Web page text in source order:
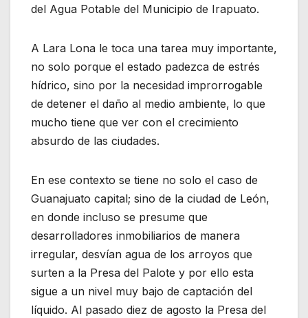
del Agua Potable del Municipio de Irapuato.
A Lara Lona le toca una tarea muy importante,
no solo porque el estado padezca de estrés
hídrico, sino por la necesidad improrrogable
de detener el daño al medio ambiente, lo que
mucho tiene que ver con el crecimiento
absurdo de las ciudades.
En ese contexto se tiene no solo el caso de
Guanajuato capital; sino de la ciudad de León,
en donde incluso se presume que
desarrolladores inmobiliarios de manera
irregular, desvían agua de los arroyos que
surten a la Presa del Palote y por ello esta
sigue a un nivel muy bajo de captación del
líquido. Al pasado diez de agosto la Presa del